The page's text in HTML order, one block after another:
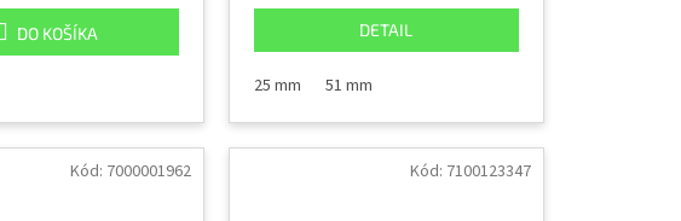
DO KOŠÍKA DETAIL
25 mm 51 mm
Kód: 7000001962 Kód: 7100123347